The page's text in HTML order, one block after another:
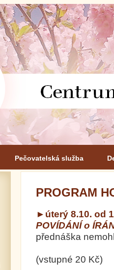
Pečovatelská služba
PROGRAM
►úterý 8.10. od
POVÍDÁNÍ o
přednáška
(vstupné 20 Kč)